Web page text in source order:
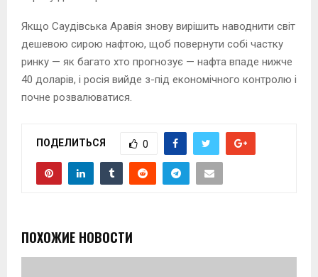
Якщо Саудівська Аравія знову вирішить наводнити світ
дешевою сирою нафтою, щоб повернути собі частку
ринку — як багато хто прогнозує — нафта впаде нижче
40 доларів, і росія вийде з-під економічного контролю і
почне розвалюватися.
ПОДЕЛИТЬСЯ 0
ПОХОЖИЕ НОВОСТИ